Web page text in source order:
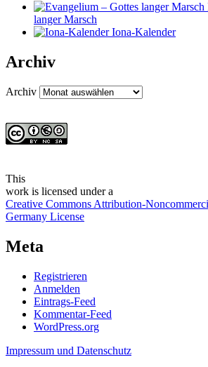
langer Marsch
Iona-Kalender
Archiv
Archiv
This
work is licensed under a
Creative Commons Attribution-
Germany License
Meta
Registrieren
Anmelden
Eintrags-Feed
Kommentar-Feed
WordPress.org
Impressum und Datenschutz